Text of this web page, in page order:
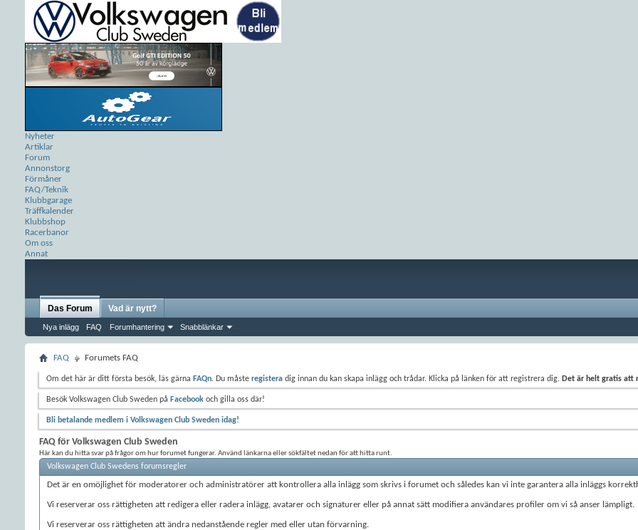
Nyheter
Artiklar
Forum
Annonstorg
Förmåner
FAQ/Teknik
Klubbgarage
Träffkalender
Klubbshop
Racerbanor
Om oss
Annat
Das Forum
Nya inlägg FAQ Forumhantering Snabblänkar
Vad är nytt?
FAQ Forumets FAQ
Om det här är ditt första besök, läs gärna FAQn. Du måste registera dig innan du kan skapa inlägg och trådar. Klicka på länken för att registrera dig. Det är helt gratis att
Besök Volkswagen Club Sweden på Facebook och gilla oss där!
Bli betalande medlem i Volkswagen Club Sweden idag!
FAQ för Volkswagen Club Sweden
Här kan du hitta svar på frågor om hur forumet fungerar. Använd länkarna eller sökfältet nedan för att hitta runt.
Volkswagen Club Swedens forumsregler
Det är en omöjlighet för moderatorer och administratörer att kontrollera alla inlägg som skrivs i forumet och således kan vi inte garantera alla inläggs
Vi reserverar oss rättigheten att redigera eller radera inlägg, avatarer och signaturer eller på annat sätt modifiera användares profiler om vi så anser lämpligt.
Vi reserverar oss rättigheten att ändra nedanstående regler med eller utan förvarning.